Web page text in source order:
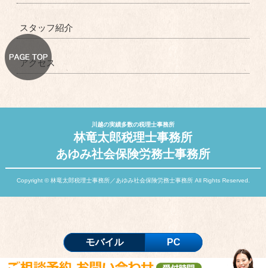
スタッフ紹介
アクセス
川越の実績多数の税理士事務所
林竜太郎税理士事務所
あゆみ社会保険労務士事務所
Copyright © 林竜太郎税理士事務所／あゆみ社会保険労務士事務所 All Rights Reserved.
モバイル PC